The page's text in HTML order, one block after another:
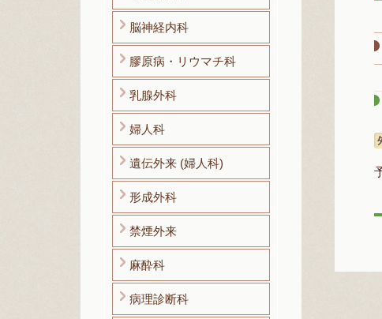
脳神経内科
膠原病・リウマチ科
乳腺外科
婦人科
遺伝外来 (婦人科)
形成外科
禁煙外来
麻酔科
病理診断科